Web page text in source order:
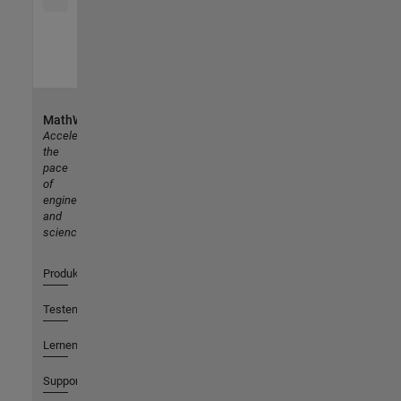
MathWorks
Accelerating
the
pace
of
engineering
and
science
Produkte
Testen oder Kaufen
Lernen
Support